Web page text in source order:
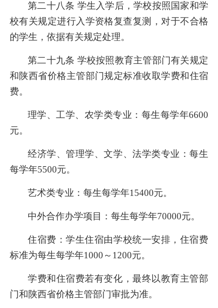
第二十八条 学生入学后，学校按照国家和学
校有关规定进行入学资格复查复测，对于不合格
的学生，依据有关规定处理。
第二十九条 学校按照教育主管部门有关规定
和陕西省价格主管部门规定标准收取学费和住宿
费。
理学、工学、农学类专业：每生每学年6600
元。
经济学、管理学、文学、法学类专业：每生
每学年5500元。
艺术类专业：每生每学年15400元。
中外合作办学项目：每生每学年70000元。
住宿费：学生住宿由学校统一安排，住宿费
标准为每生每学年1000～1200元。
学费和住宿费若有变化，最终以教育主管部
门和陕西省价格主管部门审批为准。